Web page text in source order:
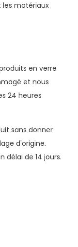
les matériaux
en verre
et nous
24 heures
sans donner
d'origine.
délai de 14 jours.